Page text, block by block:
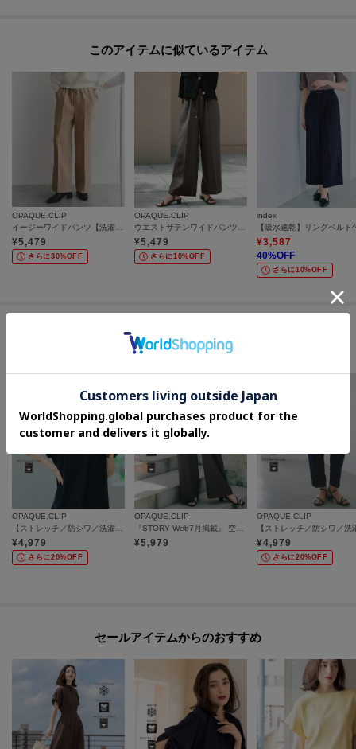
このアイテムに似ているアイテム
OPAQUE.CLIP
¥5,479
さらに30%OFF
OPAQUE.CLIP
¥5,479
さらに10%OFF
index
¥3,587
40%OFF
さらに10%OFF
この商品を見た人はコチラの商品も
チェックしています
OPAQUE.CLIP
【ストレッチ／防シワ／洗濯機OK】スキッパーブラウス《SS～LL／5col／セットアップ可》
¥4,979
さらに20%OFF
OPAQUE.CLIP
『STORY Web7月掲載』 空気パンツ《接触冷感／UVケア／吸水速乾／防シワ／洗濯機OK》
¥5,979
OPAQUE.CLIP
¥4,979
さらに20%OFF
セールアイテムからのおすすめ